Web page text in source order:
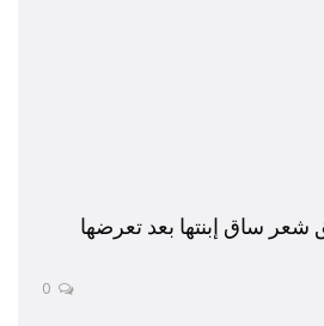
شعر ساق إبنتها بعد تعرضها